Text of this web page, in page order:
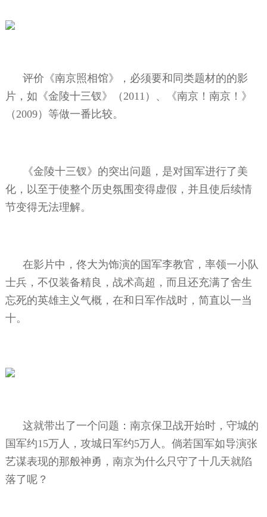
评价《南京照相馆》，必须要和同类题材的的影
片，如《金陵十三钗》（ 2011 ）、《南京！南京！》
（ 2009）等做一番比较。
《金陵十三钗》的突出问题，是对国军进行了美
化，以至于使整个历史氛围变得虚假，并且使后续情
节变得无法理解。
在影片中，佟大为饰演的国军李教官，率领一小队
士兵，不仅装备精良，战术高超，而且还充满了舍生
忘死的英雄主义气概，在和日军作战时，简直以一当
十。
这就带出了一个问题：南京保卫战开始时，守城的
国军约15万人，攻城日军约5万人。倘若国军如导演张
艺谋表现的那般神勇，南京为什么只守了十几天就陷
落了呢？